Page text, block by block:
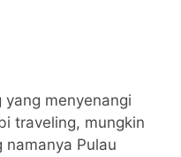
menyenangi
traveling, mungkin
namanya Pulau